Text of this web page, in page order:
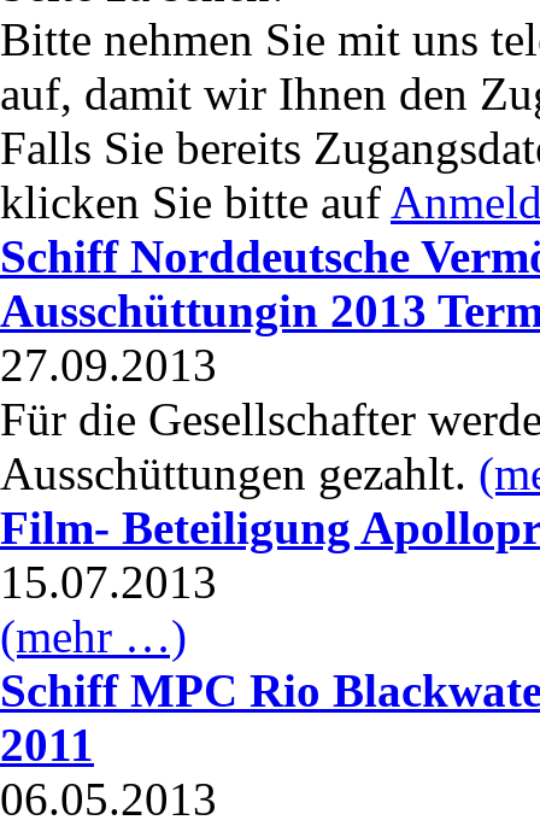
Bitte nehmen Sie mit uns
auf, damit wir Ihnen den
Falls Sie bereits
klicken Sie bitte auf
Schiff Norddeutsche
Ausschüttungin 2013
27.09.2013
Für die Gesellschafter
Ausschüttungen gezahlt.
Film- Beteiligung
15.07.2013
(mehr …)
Schiff MPC Rio
2011
06.05.2013